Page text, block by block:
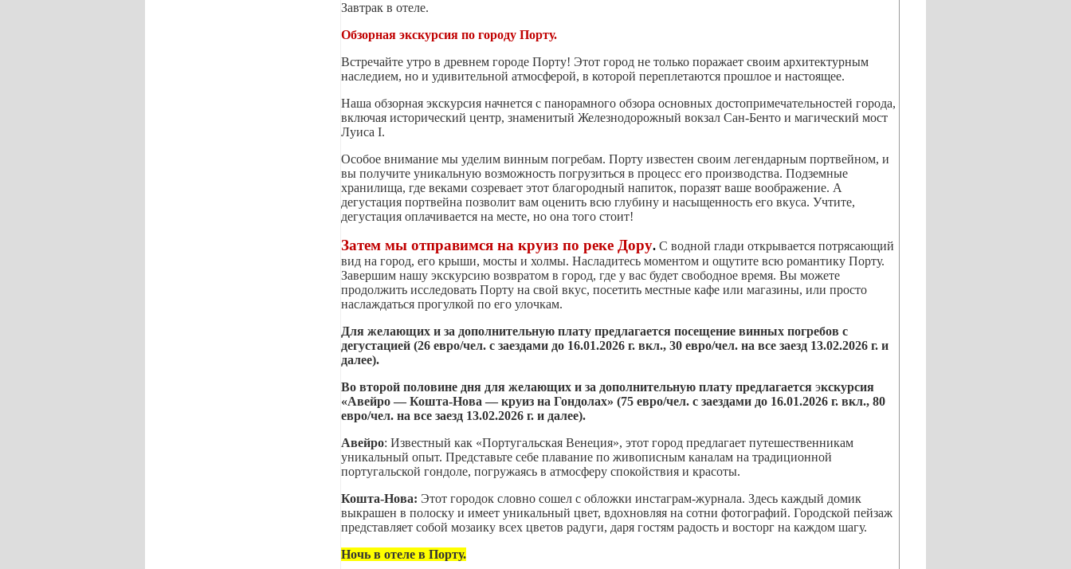
Завтрак в отеле.
Обзорная экскурсия по городу Порту.
Встречайте утро в древнем городе Порту! Этот город не только поражает своим архитектурным
наследием, но и удивительной атмосферой, в которой переплетаются прошлое и настоящее.
Наша обзорная экскурсия начнется с панорамного обзора основных достопримечательностей города,
включая исторический центр, знаменитый Железнодорожный вокзал Сан-Бенто и магический мост
Луиса I.
Особое внимание мы уделим винным погребам. Порту известен своим легендарным портвейном, и
вы получите уникальную возможность погрузиться в процесс его производства. Подземные
хранилища, где веками созревает этот благородный напиток, поразят ваше воображение. А
дегустация портвейна позволит вам оценить всю глубину и насыщенность его вкуса. Учтите,
дегустация оплачивается на месте, но она того стоит!
Затем мы отправимся на круиз по реке Дору. С водной глади открывается потрясающий
вид на город, его крыши, мосты и холмы. Насладитесь моментом и ощутите всю романтику Порту.
Завершим нашу экскурсию возвратом в город, где у вас будет свободное время. Вы можете
продолжить исследовать Порту на свой вкус, посетить местные кафе или магазины, или просто
наслаждаться прогулкой по его улочкам.
Для желающих и за дополнительную плату предлагается посещение винных погребов с
дегустацией (26 евро/чел. с заездами до 16.01.2026 г. вкл., 30 евро/чел. на все заезд 13.02.2026 г. и
далее).
Во второй половине дня для желающих и за дополнительную плату предлагается экскурсия
«Авейро — Кошта-Нова — круиз на Гондолах» (75 евро/чел. с заездами до 16.01.2026 г. вкл., 80
евро/чел. на все заезд 13.02.2026 г. и далее).
Авейро: Известный как «Португальская Венеция», этот город предлагает путешественникам
уникальный опыт. Представьте себе плавание по живописным каналам на традиционной
португальской гондоле, погружаясь в атмосферу спокойствия и красоты.
Кошта-Нова: Этот городок словно сошел с обложки инстаграм-журнала. Здесь каждый домик
выкрашен в полоску и имеет уникальный цвет, вдохновляя на сотни фотографий. Городской пейзаж
представляет собой мозаику всех цветов радуги, даря гостям радость и восторг на каждом шагу.
Ночь в отеле в Порту.